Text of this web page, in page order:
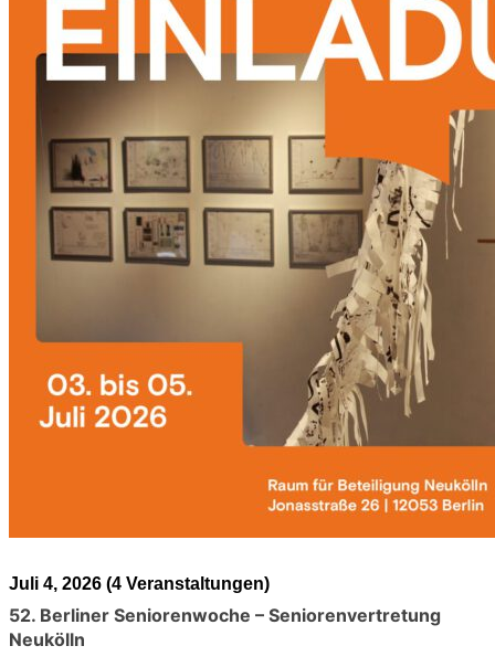
Juli 4, 2026 (4 Veranstaltungen)
52. Berliner Seniorenwoche – Seniorenvertretung
Neukölln